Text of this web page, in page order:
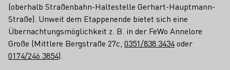
(oberhalb Straßenbahn-Haltestelle Gerhart-Hauptmann-
Straße). Unweit dem Etappenende bietet sich eine
Übernachtungsmöglichkeit z. B. in der FeWo Annelore
Große (Mittlere Bergstraße 27c, 0351/838 3434oder
0174/246 3854).